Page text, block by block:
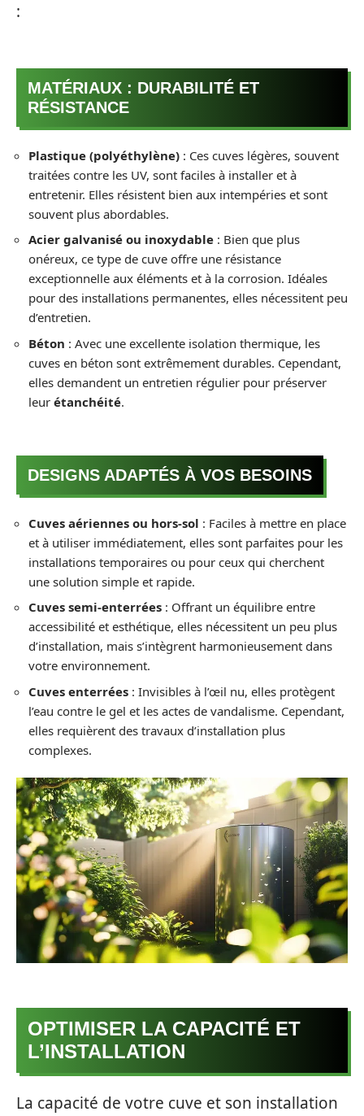
:
MATÉRIAUX : DURABILITÉ ET
RÉSISTANCE
Plastique (polyéthylène) : Ces cuves légères, souvent
traitées contre les UV, sont faciles à installer et à
entretenir. Elles résistent bien aux intempéries et sont
souvent plus abordables.
Acier galvanisé ou inoxydable : Bien que plus
onéreux, ce type de cuve offre une résistance
exceptionnelle aux éléments et à la corrosion. Idéales
pour des installations permanentes, elles nécessitent peu
d’entretien.
Béton : Avec une excellente isolation thermique, les
cuves en béton sont extrêmement durables. Cependant,
elles demandent un entretien régulier pour préserver
leur étanchéité.
DESIGNS ADAPTÉS À VOS BESOINS
Cuves aériennes ou hors-sol : Faciles à mettre en place
et à utiliser immédiatement, elles sont parfaites pour les
installations temporaires ou pour ceux qui cherchent
une solution simple et rapide.
Cuves semi-enterrées : Offrant un équilibre entre
accessibilité et esthétique, elles nécessitent un peu plus
d’installation, mais s’intègrent harmonieusement dans
votre environnement.
Cuves enterrées : Invisibles à l’œil nu, elles protègent
l’eau contre le gel et les actes de vandalisme. Cependant,
elles requièrent des travaux d’installation plus
complexes.
OPTIMISER LA CAPACITÉ ET
L’INSTALLATION
La capacité de votre cuve et son installation